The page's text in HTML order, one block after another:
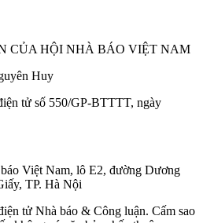
CỦA HỘI NHÀ BÁO VIỆT NAM
Huy
tử số 550/GP-BTTTT, ngày
Việt Nam, lô E2, đường Dương
TP. Hà Nội
tử Nhà báo & Công luận. Cấm sao